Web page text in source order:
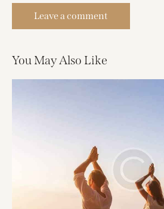
You May Also Like